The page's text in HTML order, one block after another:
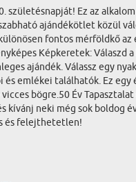
születésnapját! Ez az
ajándékötlet közül
fontos mérföldkő
Képkeretek:
ajándék. Válassz egy
emlékei találhatók. Ez
bögre.50 Év
kívánj neki még sok boldog
és felejthetetlen!